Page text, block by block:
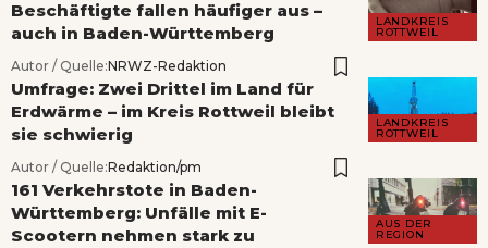
LANDKREIS
ROTTWEIL
Beschäftigte fallen häufiger aus –
auch in Baden-Württemberg
Autor / Quelle:NRWZ-Redaktion
LANDKREIS
ROTTWEIL
Umfrage: Zwei Drittel im Land für
Erdwärme – im Kreis Rottweil bleibt
sie schwierig
Autor / Quelle:Redaktion/pm
AUS DER
REGION
161 Verkehrstote in Baden-
Württemberg: Unfälle mit E-
Scootern nehmen stark zu